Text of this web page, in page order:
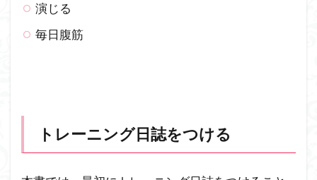
演じる
毎日腹筋
トレーニング日誌をつける